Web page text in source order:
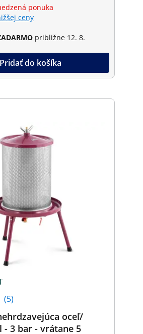
ponuka
ceny
približne 12. 8.
Pridať do košíka
(5)
oceľ/
- 3 bar - vrátane 5